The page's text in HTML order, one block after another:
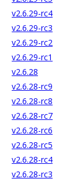
v2.6.29-rc4
v2.6.29-rc3
v2.6.29-rc2
v2.6.29-rc1
v2.6.28
v2.6.28-rc9
v2.6.28-rc8
v2.6.28-rc7
v2.6.28-rc6
v2.6.28-rc5
v2.6.28-rc4
v2.6.28-rc3